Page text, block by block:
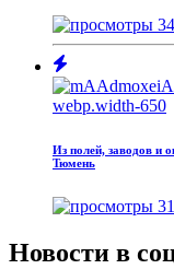
Из полей, заводов и
Тюмень
Новости в